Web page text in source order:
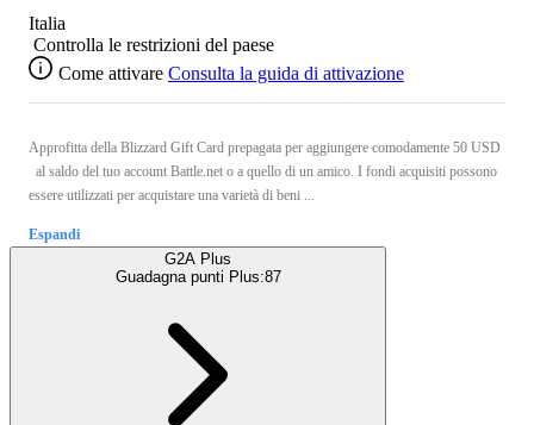
Italia
Controlla le restrizioni del paese
Come attivare Consulta la guida di attivazione
Approfitta della Blizzard Gift Card prepagata per aggiungere comodamente 50 USD
al saldo del tuo account Battle.net o a quello di un amico. I fondi acquisiti possono
essere utilizzati per acquistare una varietà di beni ...
Espandi
G2A Plus
Guadagna punti Plus:87